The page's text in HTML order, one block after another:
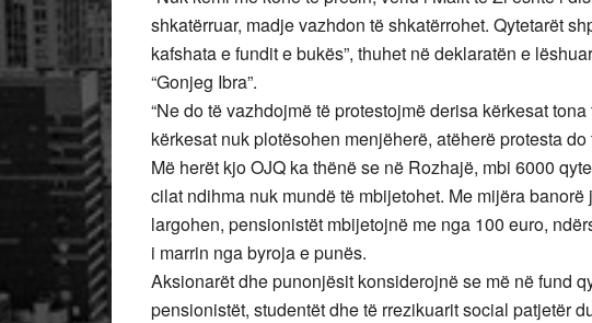
shkatërruar, madje vazhdon të shkatërrohet. Qytetarët
kafshata e fundit e bukës”, thuhet në deklaratën e
“Gonjeg Ibra”.
“Ne do të vazhdojmë të protestojmë derisa kërkesat
kërkesat nuk plotësohen menjëherë, atëherë protesta
Më herët kjo OJQ ka thënë se në Rozhajë, mbi 6000
cilat ndihma nuk mundë të mbijetohet. Me mijëra
largohen, pensionistët mbijetojnë me nga 100 euro,
i marrin nga byroja e punës.
Aksionarët dhe punonjësit konsiderojnë se më në fund
pensionistët, studentët dhe të rrezikuarit social patjetër